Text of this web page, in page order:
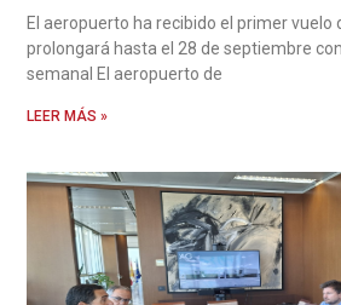
El aeropuerto ha recibido el primer vuelo
prolongará hasta el 28 de septiembre
semanal El aeropuerto de
LEER MÁS »